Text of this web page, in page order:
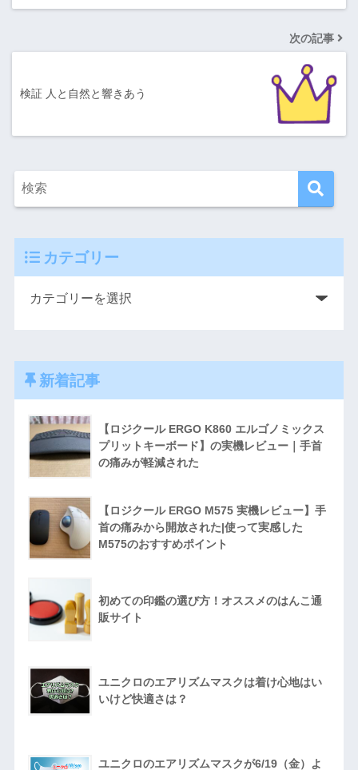
次の記事
検証 人と自然と響きあう
カテゴリー
新着記事
【ロジクール ERGO K860 エルゴノミックス
プリットキーボード】の実機レビュー｜手首
の痛みが軽減された
【ロジクール ERGO M575 実機レビュー】手
首の痛みから開放された|使って実感した
M575のおすすめポイント
初めての印鑑の選び方！オススメのはんこ通
販サイト
ユニクロのエアリズムマスクは着け心地はい
いけど快適さは？
ユニクロのエアリズムマスクが6/19（金）よ